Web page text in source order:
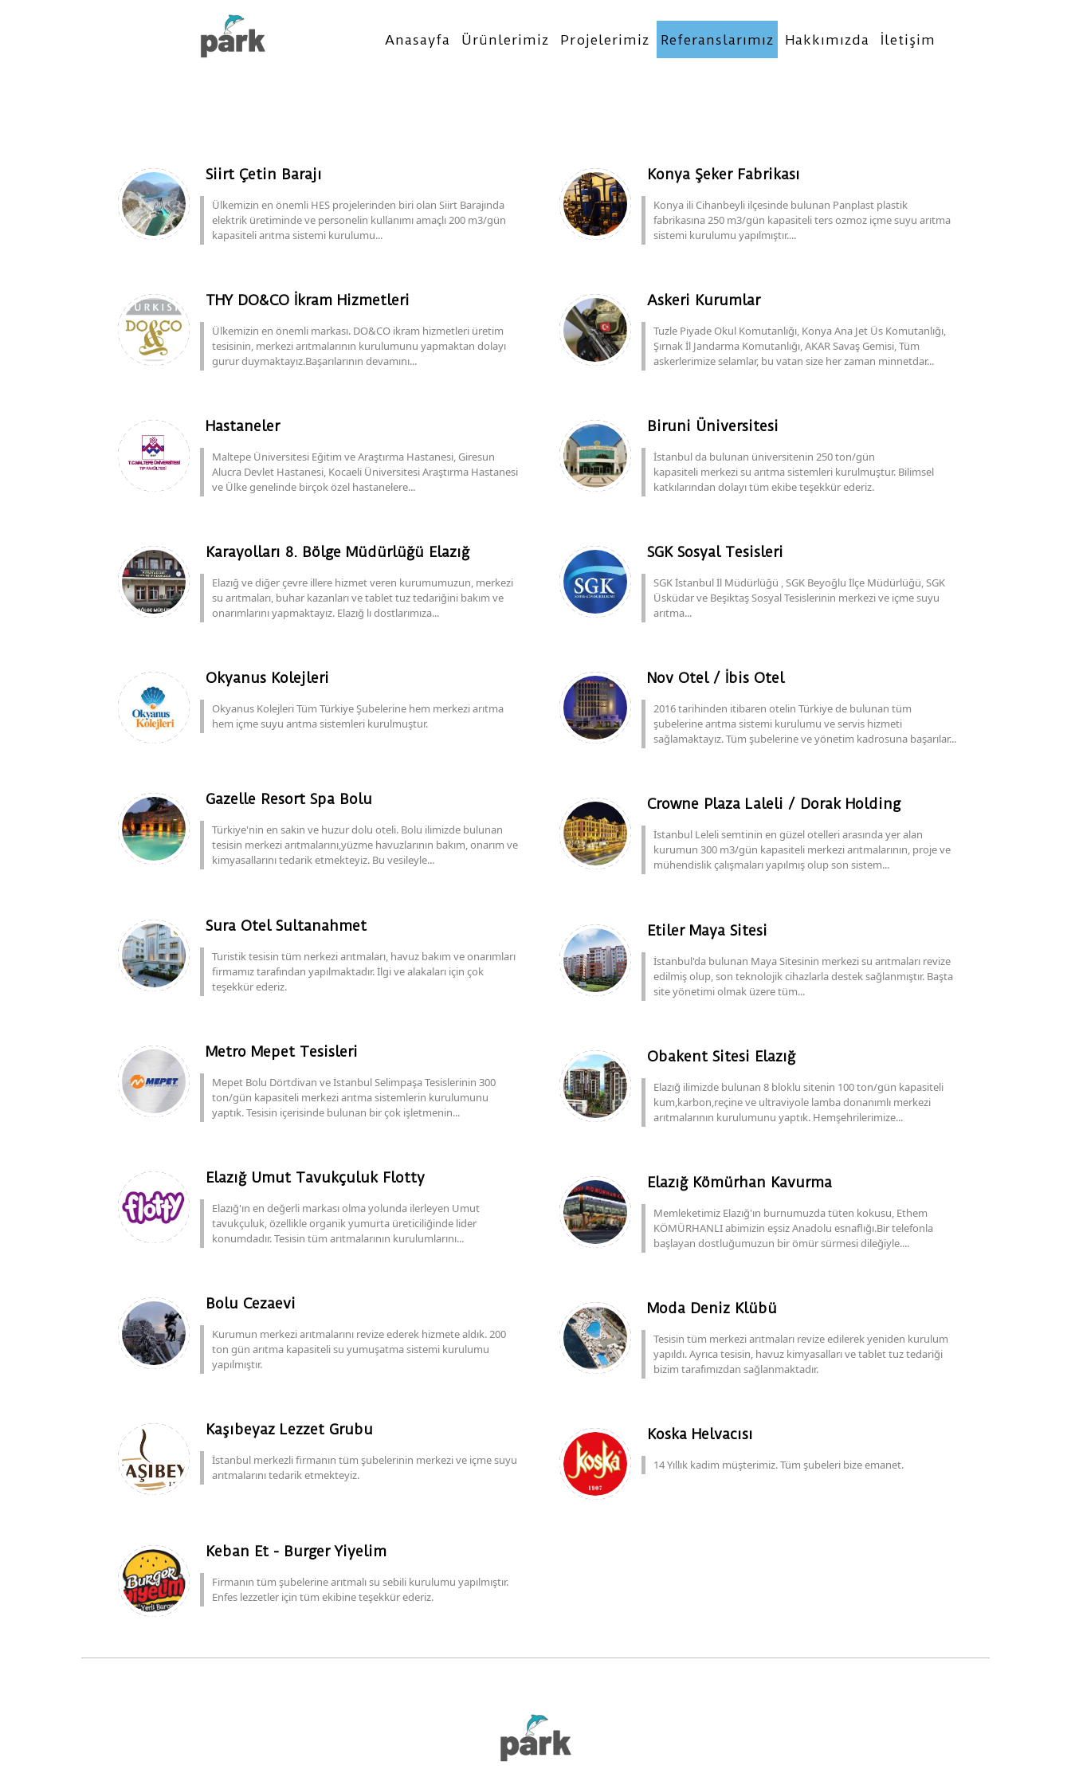
Siirt Çetin Barajı
Ülkemizin en önemli HES projelerinden biri olan Siirt Barajında
elektrik üretiminde ve personelin kullanımı amaçlı 200 m3/gün
kapasiteli arıtma sistemi kurulumu...
Konya Şeker Fabrikası
Konya ili Cihanbeyli ilçesinde bulunan Panplast plastik
fabrikasına 250 m3/gün kapasiteli ters ozmoz içme suyu arıtma
sistemi kurulumu yapılmıştır....
THY DO&CO İkram Hizmetleri
Ülkemizin en önemli markası. DO&CO ikram hizmetleri üretim
tesisinin, merkezi arıtmalarının kurulumunu yapmaktan dolayı
gurur duymaktayız.Başarılarının devamını...
Askeri Kurumlar
Tuzle Piyade Okul Komutanlığı, Konya Ana Jet Üs Komutanlığı,
Şırnak İl Jandarma Komutanlığı, AKAR Savaş Gemisi, Tüm
askerlerimize selamlar, bu vatan size her zaman minnetdar...
Hastaneler
Maltepe Üniversitesi Eğitim ve Araştırma Hastanesi, Giresun
Alucra Devlet Hastanesi, Kocaeli Üniversitesi Araştırma Hastanesi
ve Ülke genelinde birçok özel hastanelere...
Biruni Üniversitesi
İstanbul da bulunan üniversitenin 250 ton/gün
kapasiteli merkezi su arıtma sistemleri kurulmuştur. Bilimsel
katkılarından dolayı tüm ekibe teşekkür ederiz.
Karayolları 8. Bölge Müdürlüğü Elazığ
Elazığ ve diğer çevre illere hizmet veren kurumumuzun, merkezi
su arıtmaları, buhar kazanları ve tablet tuz tedariğini bakım ve
onarımlarını yapmaktayız. Elazığ lı dostlarımıza...
SGK Sosyal Tesisleri
SGK İstanbul İl Müdürlüğü , SGK Beyoğlu İlçe Müdürlüğü, SGK
Üsküdar ve Beşiktaş Sosyal Tesislerinin merkezi ve içme suyu
arıtma...
Okyanus Kolejleri
Okyanus Kolejleri Tüm Türkiye Şubelerine hem merkezi arıtma
hem içme suyu arıtma sistemleri kurulmuştur.
Nov Otel / İbis Otel
2016 tarihinden itibaren otelin Türkiye de bulunan tüm
şubelerine arıtma sistemi kurulumu ve servis hizmeti
sağlamaktayız. Tüm şubelerine ve yönetim kadrosuna başarılar...
Gazelle Resort Spa Bolu
Türkiye'nin en sakin ve huzur dolu oteli. Bolu ilimizde bulunan
tesisin merkezi arıtmalarını,yüzme havuzlarının bakım, onarım ve
kimyasallarını tedarik etmekteyiz. Bu vesileyle...
Crowne Plaza Laleli / Dorak Holding
İstanbul Leleli semtinin en güzel otelleri arasında yer alan
kurumun 300 m3/gün kapasiteli merkezi arıtmalarının, proje ve
mühendislik çalışmaları yapılmış olup son sistem...
Sura Otel Sultanahmet
Turistik tesisin tüm nerkezi arıtmaları, havuz bakım ve onarımları
firmamız tarafından yapılmaktadır. İlgi ve alakaları için çok
teşekkür ederiz.
Etiler Maya Sitesi
İstanbul'da bulunan Maya Sitesinin merkezi su arıtmaları revize
edilmiş olup, son teknolojik cihazlarla destek sağlanmıştır. Başta
site yönetimi olmak üzere tüm...
Metro Mepet Tesisleri
Mepet Bolu Dörtdivan ve İstanbul Selimpaşa Tesislerinin 300
ton/gün kapasiteli merkezi arıtma sistemlerin kurulumunu
yaptık. Tesisin içerisinde bulunan bir çok işletmenin...
Obakent Sitesi Elazığ
Elazığ ilimizde bulunan 8 bloklu sitenin 100 ton/gün kapasiteli
kum,karbon,reçine ve ultraviyole lamba donanımlı merkezi
arıtmalarının kurulumunu yaptık. Hemşehrilerimize...
Elazığ Umut Tavukçuluk Flotty
Elazığ'ın en değerli markası olma yolunda ilerleyen Umut
tavukçuluk, özellikle organik yumurta üreticiliğinde lider
konumdadır. Tesisin tüm arıtmalarının kurulumlarını...
Elazığ Kömürhan Kavurma
Memleketimiz Elazığ'ın burnumuzda tüten kokusu, Ethem
KÖMÜRHANLI abimizin eşsiz Anadolu esnaflığı.Bir telefonla
başlayan dostluğumuzun bir ömür sürmesi dileğiyle....
Bolu Cezaevi
Kurumun merkezi arıtmalarını revize ederek hizmete aldık. 200
ton gün arıtma kapasiteli su yumuşatma sistemi kurulumu
yapılmıştır.
Moda Deniz Klübü
Tesisin tüm merkezi arıtmaları revize edilerek yeniden kurulum
yapıldı. Ayrıca tesisin, havuz kimyasalları ve tablet tuz tedariği
bizim tarafımızdan sağlanmaktadır.
Kaşıbeyaz Lezzet Grubu
İstanbul merkezli firmanın tüm şubelerinin merkezi ve içme suyu
arıtmalarını tedarik etmekteyiz.
Koska Helvacısı
14 Yıllık kadim müşterimiz. Tüm şubeleri bize emanet.
Keban Et - Burger Yiyelim
Firmanın tüm şubelerine arıtmalı su sebili kurulumu yapılmıştır.
Enfes lezzetler için tüm ekibine teşekkür ederiz.
Anasayfa Ürünlerimiz Projelerimiz Referanslarımız Hakkımızda İletişim